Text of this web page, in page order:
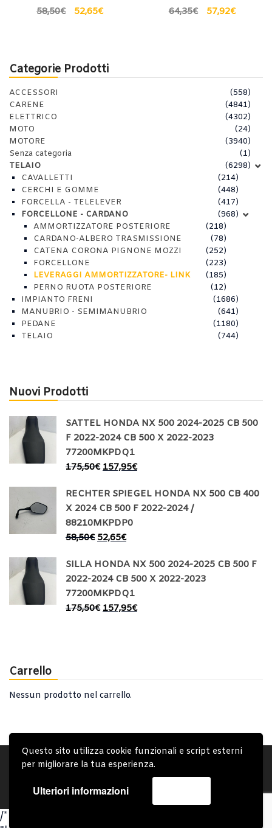
Questo sito utilizza cookie funzionali e script esterni
per migliorare la tua esperienza.
Ulteriori informazioni
58,50€ 52,65€
64,35€ 57,92€
Categorie Prodotti
ACCESSORI
(558)
CARENE
(4841)
ELETTRICO
(4302)
MOTO
(24)
MOTORE
(3940)
Senza categoria
(1)
TELAIO
(6298)
CAVALLETTI
(214)
CERCHI E GOMME
(448)
FORCELLA - TELELEVER
(417)
FORCELLONE - CARDANO
(968)
AMMORTIZZATORE POSTERIORE
(218)
CARDANO-ALBERO TRASMISSIONE
(78)
CATENA CORONA PIGNONE MOZZI
(252)
FORCELLONE
(223)
LEVERAGGI AMMORTIZZATORE- LINK
(185)
PERNO RUOTA POSTERIORE
(12)
IMPIANTO FRENI
(1686)
MANUBRIO - SEMIMANUBRIO
(641)
PEDANE
(1180)
TELAIO
(744)
Nuovi Prodotti
SATTEL HONDA NX 500 2024-2025 CB 500
F 2022-2024 CB 500 X 2022-2023
77200MKPDQ1
175,50€ 157,95€
RECHTER SPIEGEL HONDA NX 500 CB 400
X 2024 CB 500 F 2022-2024 /
88210MKPDP0
58,50€ 52,65€
SILLA HONDA NX 500 2024-2025 CB 500 F
2022-2024 CB 500 X 2022-2023
77200MKPDQ1
175,50€ 157,95€
Carrello
Nessun prodotto nel carrello.
Account Condizioni Generali
Spedizione e Consegna
Copyright © 2019 - System Bike Srl - Design by TDsolutions
/* Omit closing PHP tag at the end of PHP files to avoid